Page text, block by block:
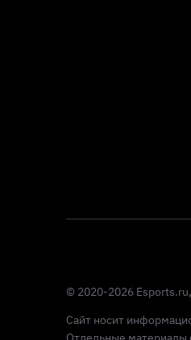
© 2020-2026 Esports.ru,
Сайт носит